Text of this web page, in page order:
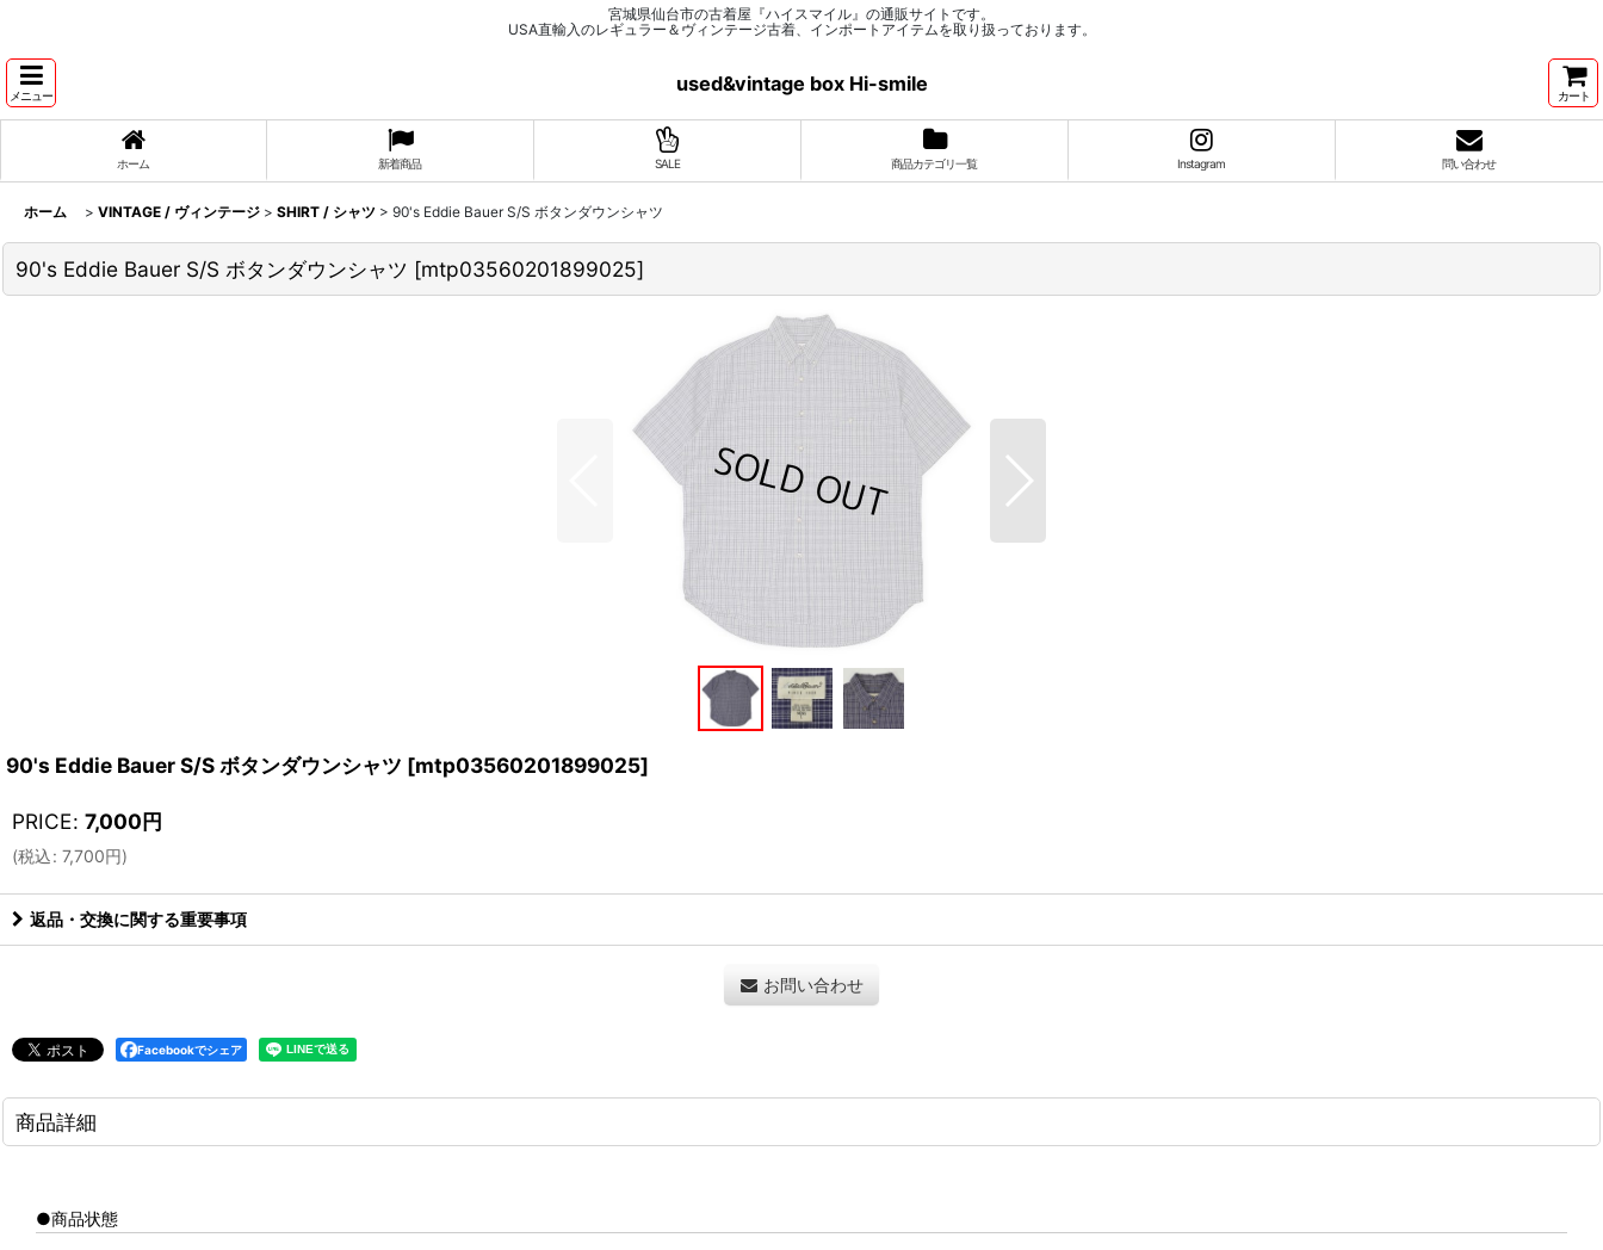
宮城県仙台市の古着屋『ハイスマイル』の通販サイトです。
USA直輸入のレギュラー＆ヴィンテージ古着、インポートアイテムを取り扱っております。
メニュー
used&vintage box Hi-smile
カート
ホーム 新着商品 SALE 商品カテゴリ一覧 Instagram 問い合わせ
ホーム > VINTAGE / ヴィンテージ > SHIRT / シャツ > 90's Eddie Bauer S/S ボタンダウンシャツ
90's Eddie Bauer S/S ボタンダウンシャツ [mtp03560201899025]
90's Eddie Bauer S/S ボタンダウンシャツ [mtp03560201899025]
PRICE: 7,000円
(税込: 7,700円)
返品・交換に関する重要事項
お問い合わせ
Facebookでシェア
商品詳細
●商品状態